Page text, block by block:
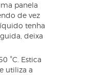
panela
de vez
tenha
deixa
°C. Estica
utiliza a